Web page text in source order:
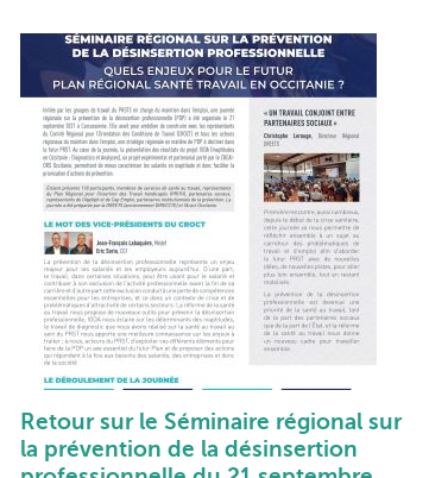
Retour sur le Séminaire régional sur
la prévention de la désinsertion